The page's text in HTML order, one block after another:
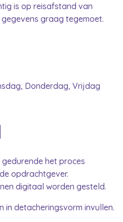
is op reisafstand van
graag tegemoet.
Donderdag, Vrijdag
het proces
opdrachtgever.
digitaal worden gesteld.
in detacheringsvorm invullen.